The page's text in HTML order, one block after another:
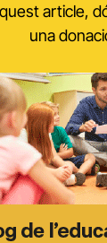
article,
una